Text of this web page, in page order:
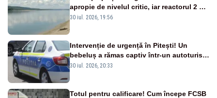
apropie de nivelul critic, iar reactorul 2 de
la Cernavodă ar putea fi oprit
30 iul. 2026, 19:56
Intervenție de urgență în Pitești! Un
bebeluș a rămas captiv într-un autoturism
din cauza unei defecțiuni
30 iul. 2026, 20:33
Totul pentru calificare! Cum începe FCSB